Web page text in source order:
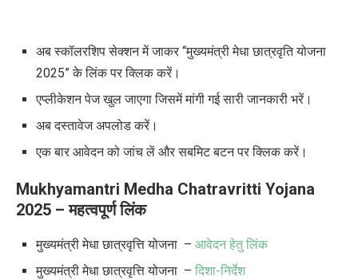
अब स्कॉलरशिप सेक्शन में जाकर “मुख्यमंत्री मेधा छात्रवृति योजना
2025”के लिंक पर क्लिक करें।
एप्लीकेशन पेज खुल जाएगा जिसमें मांगी गई सारी जानकारी भरें।
अब दस्तावेज अपलोड करें।
एक बार आवेदन को जांच लें और सबमिट बटन पर क्लिक करें।
Mukhyamantri Medha Chatravritti Yojana
2025 – महत्वपूर्ण लिंक
मुख्यमंत्री मेधा छात्रवृत्ति योजना – आवेदन हेतु लिंक
मुख्यमंत्री मेधा छात्रवृत्ति योजना – दिशा-निर्देश